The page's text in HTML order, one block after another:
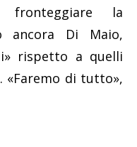
fronteggiare la
ancora Di Maio,
rispetto a quelli
«Faremo di tutto»,